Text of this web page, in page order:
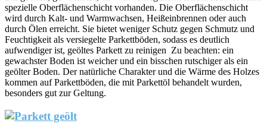
spezielle Oberflächenschicht vorhanden. Die Oberflächenschicht
wird durch Kalt- und Warmwachsen, Heißeinbrennen oder auch
durch Ölen erreicht. Sie bietet weniger Schutz gegen Schmutz und
Feuchtigkeit als versiegelte Parkettböden, sodass es deutlich
aufwendiger ist, geöltes Parkett zu reinigen Zu beachten: ein
gewachster Boden ist weicher und ein bisschen rutschiger als ein
geölter Boden. Der natürliche Charakter und die Wärme des Holzes
kommen auf Parkettböden, die mit Parkettöl behandelt wurden,
besonders gut zur Geltung.